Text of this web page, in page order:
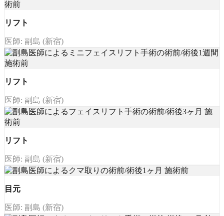
リフト
医師: 副島 (新宿)
リフト
医師: 副島 (新宿)
リフト
医師: 副島 (新宿)
目元
医師: 副島 (新宿)